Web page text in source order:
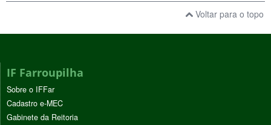
Voltar para o topo
IF Farroupilha
Sobre o IFFar
Cadastro e-MEC
Gabinete da Reitoria